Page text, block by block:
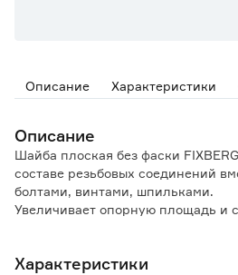
Описание Характеристики
Описание
Шайба плоская без фаски
составе резьбовых соединений
болтами, винтами, шпильками.
Увеличивает опорную площадь и
элементов.
Характеристики